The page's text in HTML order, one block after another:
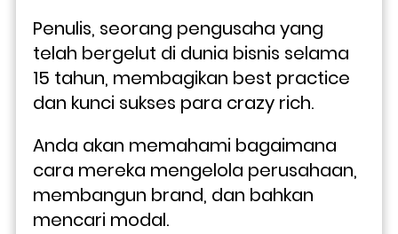
Penulis, seorang pengusaha yang
telah bergelut di dunia bisnis selama
15 tahun, membagikan best practice
dan kunci sukses para crazy rich.
Anda akan memahami bagaimana
cara mereka mengelola perusahaan,
membangun brand, dan bahkan
mencari modal.